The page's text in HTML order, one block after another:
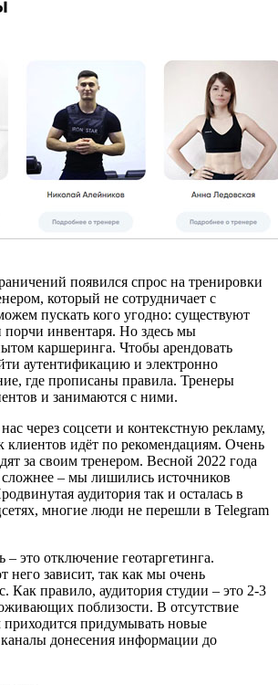
появился спрос на тренировки
который не сотрудничает с
пускать кого угодно: существуют
порчи инвентаря. Но здесь мы
каршеринга. Чтобы арендовать
аутентификацию и электронно
где прописаны правила. Тренеры
и занимаются с ними.
через соцсети и контекстную рекламу,
клиентов идёт по рекомендациям. Очень
за своим тренером. Весной 2022 года
сложнее – мы лишились источников
аудитория так и осталась в
многие люди не перешли в Telegram
это отключение геотаргетинга.
него зависит, так как мы очень
Как правило, аудитория студии – это 2-3
поблизости. В отсутствие
приходится придумывать новые
донесения информации до